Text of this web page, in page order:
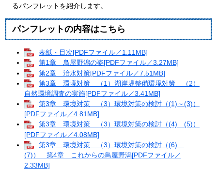
るパンフレットを紹介します。
パンフレットの内容はこちら
表紙・目次[PDFファイル／1.11MB]
第1章 鳥屋野潟の姿[PDFファイル／3.27MB]
第2章 治水対策[PDFファイル／7.51MB]
第3章 環境対策 （1）湖岸堤整備環境対策 （2）
自然環境調査の実施[PDFファイル／3.41MB]
第3章 環境対策 （3）環境対策の検討（(1)～(3)）
[PDFファイル／4.81MB]
第3章 環境対策 （3）環境対策の検討（(4) (5)）
[PDFファイル／4.08MB]
第3章 環境対策 （3）環境対策の検討（(6)
(7)） 第4章 これからの鳥屋野潟[PDFファイル／
2.33MB]